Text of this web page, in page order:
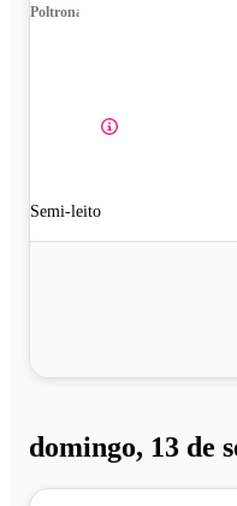
Poltrona
Semi-leito
domingo, 13 de